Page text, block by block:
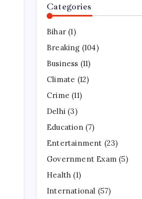
Categories
Bihar (1)
Breaking (104)
Business (11)
Climate (12)
Crime (11)
Delhi (3)
Education(7)
Entertainment (23)
Government Exam (5)
Health (1)
International (57)